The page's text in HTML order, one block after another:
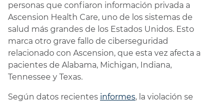
personas que confiaron información privada a
Ascension Health Care, uno de los sistemas de
salud más grandes de los Estados Unidos. Esto
marca otro grave fallo de ciberseguridad
relacionado con Ascension, que esta vez afecta a
pacientes de Alabama, Michigan, Indiana,
Tennessee y Texas.
Según datos recientes informes, la violación se